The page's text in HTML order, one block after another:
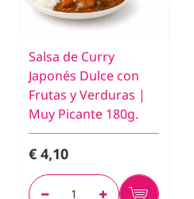
Salsa de Curry
Japonés Dulce con
Frutas y Verduras |
Muy Picante 180g.
€ 4,10